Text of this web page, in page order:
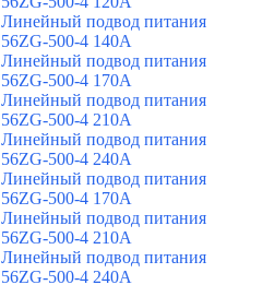
Линейный подвод питания
56ZG-500-4 140A
Линейный подвод питания
56ZG-500-4 170A
Линейный подвод питания
56ZG-500-4 210A
Линейный подвод питания
56ZG-500-4 240A
Линейный подвод питания
56ZG-500-4 170A
Линейный подвод питания
56ZG-500-4 210A
Линейный подвод питания
56ZG-500-4 240A